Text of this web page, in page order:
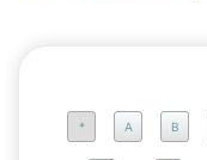
* A B